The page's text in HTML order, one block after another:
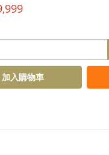
加入購物車